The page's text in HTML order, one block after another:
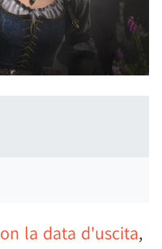
la data d'uscita,